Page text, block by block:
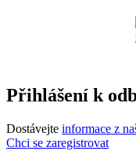
Přihlášení k
Dostávejte informace z
Chci se zaregistrovat